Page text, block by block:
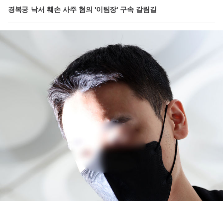
경복궁 낙서 훼손 사주 혐의 '이팀장' 구속 갈림길